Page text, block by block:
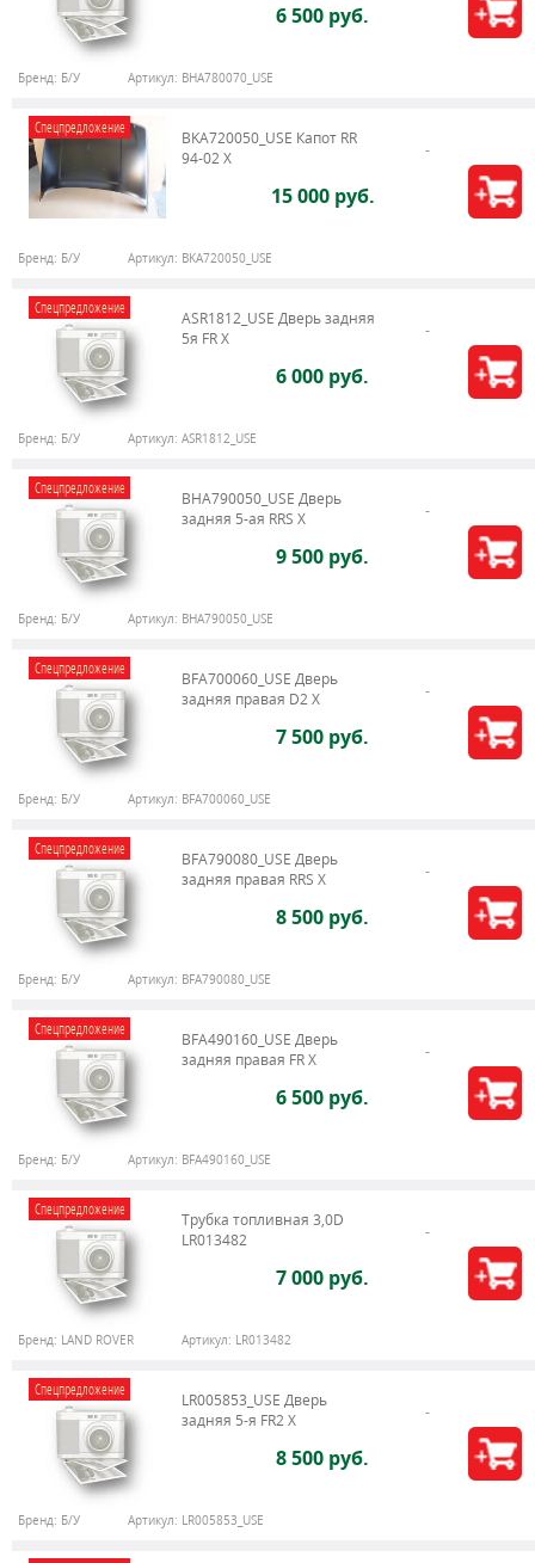
6 500 руб.
Бренд: Б/У Артикул: BHA780070_USE
Спецпредложение
BKA720050_USE Капот RR
94-02 X
15 000 руб.
Бренд: Б/У Артикул: BKA720050_USE
Спецпредложение
ASR1812_USE Дверь задняя
5я FR X
6 000 руб.
Бренд: Б/У Артикул: ASR1812_USE
Спецпредложение
BHA790050_USE Дверь
задняя 5-ая RRS X
9 500 руб.
Бренд: Б/У Артикул: BHA790050_USE
Спецпредложение
BFA700060_USE Дверь
задняя правая D2 X
7 500 руб.
Бренд: Б/У Артикул: BFA700060_USE
Спецпредложение
BFA790080_USE Дверь
задняя правая RRS X
8 500 руб.
Бренд: Б/У Артикул: BFA790080_USE
Спецпредложение
BFA490160_USE Дверь
задняя правая FR X
6 500 руб.
Бренд: Б/У Артикул: BFA490160_USE
Спецпредложение
Трубка топливная 3,0D
LR013482
7 000 руб.
Бренд: LAND ROVER Артикул: LR013482
Спецпредложение
LR005853_USE Дверь
задняя 5-я FR2 X
8 500 руб.
Бренд: Б/У Артикул: LR005853_USE